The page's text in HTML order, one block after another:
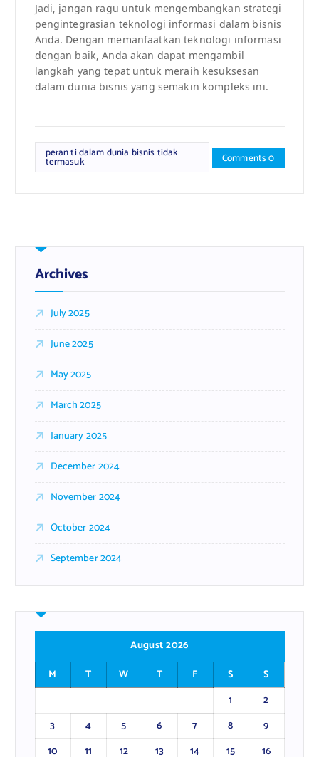
Jadi, jangan ragu untuk mengembangkan strategi
pengintegrasian teknologi informasi dalam bisnis
Anda. Dengan memanfaatkan teknologi informasi
dengan baik, Anda akan dapat mengambil
langkah yang tepat untuk meraih kesuksesan
dalam dunia bisnis yang semakin kompleks ini.
peran ti dalam dunia bisnis tidak
termasuk Comments 0
Archives
July 2025
June 2025
May 2025
March 2025
January 2025
December 2024
November 2024
October 2024
September 2024
August 2026
M
T W T F S
S
1
2
3
4 5 6 7 8
9
10
11 12 13 14 15
16